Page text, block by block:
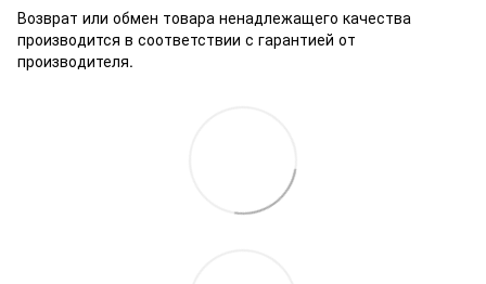
Возврат или обмен товара ненадлежащего качества
производится в соответствии с гарантией от
производителя.